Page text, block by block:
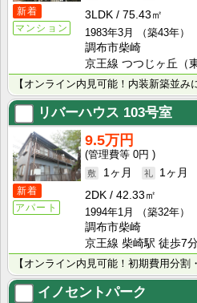
新着
マンション
3LDK
75.43㎡
1983年3月
（築43年）
調布市柴崎
京王線 つつじヶ丘（
【オンライン内見可能！内装新築並み
リバーハウス 103号室
新着
アパート
9.5万円
0円
1ヶ月
1ヶ月
2DK
42.33㎡
1994年1月
（築32年）
調布市柴崎
京王線 柴崎駅 徒歩7
【オンライン内見可能！初期費用分割
イノセントパーク